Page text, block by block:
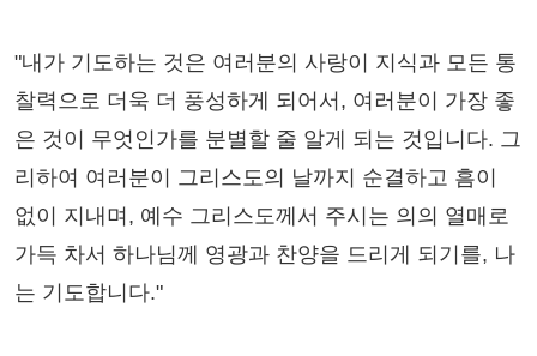
"내가 기도하는 것은 여러분의 사랑이 지식과 모든 통
찰력으로 더욱 더 풍성하게 되어서, 여러분이 가장 좋
은 것이 무엇인가를 분별할 줄 알게 되는 것입니다. 그
리하여 여러분이 그리스도의 날까지 순결하고 흠이
없이 지내며, 예수 그리스도께서 주시는 의의 열매로
가득 차서 하나님께 영광과 찬양을 드리게 되기를, 나
는 기도합니다."